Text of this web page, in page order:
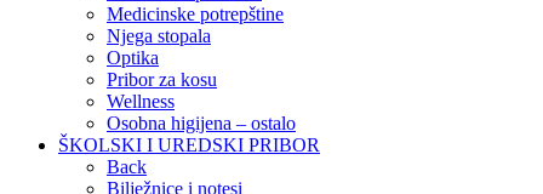
Medicinske potrepštine
Njega stopala
Optika
Pribor za kosu
Wellness
Osobna higijena – ostalo
ŠKOLSKI I UREDSKI PRIBOR
Back
Bilježnice i notesi